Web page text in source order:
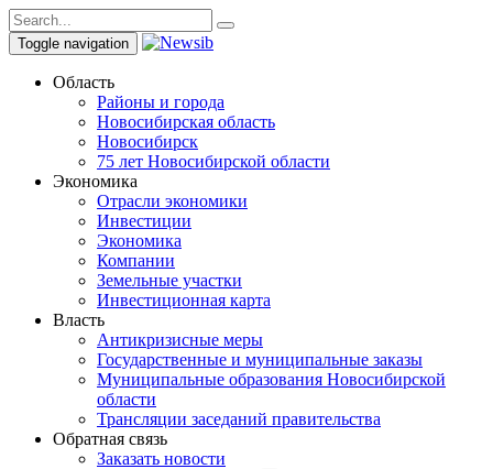
Toggle navigation
Область
Районы и города
Новосибирская область
Новосибирск
75 лет Новосибирской области
Экономика
Отрасли экономики
Инвестиции
Экономика
Компании
Земельные участки
Инвестиционная карта
Власть
Антикризисные меры
Государственные и муниципальные заказы
Муниципальные образования Новосибирской
области
Трансляции заседаний правительства
Обратная связь
Заказать новости